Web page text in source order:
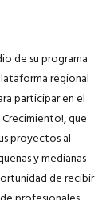
de su programa
regional
participar en el
que
proyectos al
y medianas
de recibir